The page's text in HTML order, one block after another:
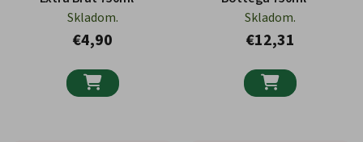
Skladom.
€4,90

Skladom.
€12,31
